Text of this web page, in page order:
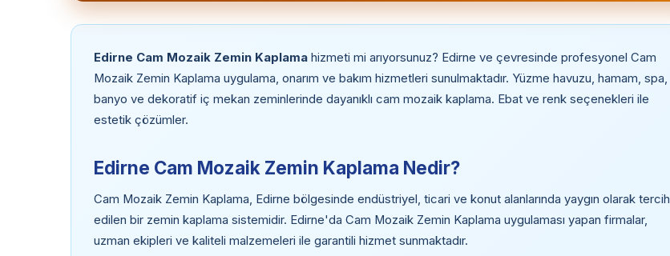
Edirne Cam Mozaik Zemin Kaplama hizmeti mi arıyorsunuz? Edirne ve çevresinde profesyonel Cam
Mozaik Zemin Kaplama uygulama, onarım ve bakım hizmetleri sunulmaktadır. Yüzme havuzu, hamam, spa,
banyo ve dekoratif iç mekan zeminlerinde dayanıklı cam mozaik kaplama. Ebat ve renk seçenekleri ile
estetik çözümler.
Edirne Cam Mozaik Zemin Kaplama Nedir?
Cam Mozaik Zemin Kaplama, Edirne bölgesinde endüstriyel, ticari ve konut alanlarında yaygın olarak tercih
edilen bir zemin kaplama sistemidir. Edirne'da Cam Mozaik Zemin Kaplama uygulaması yapan firmalar,
uzman ekipleri ve kaliteli malzemeleri ile garantili hizmet sunmaktadır.